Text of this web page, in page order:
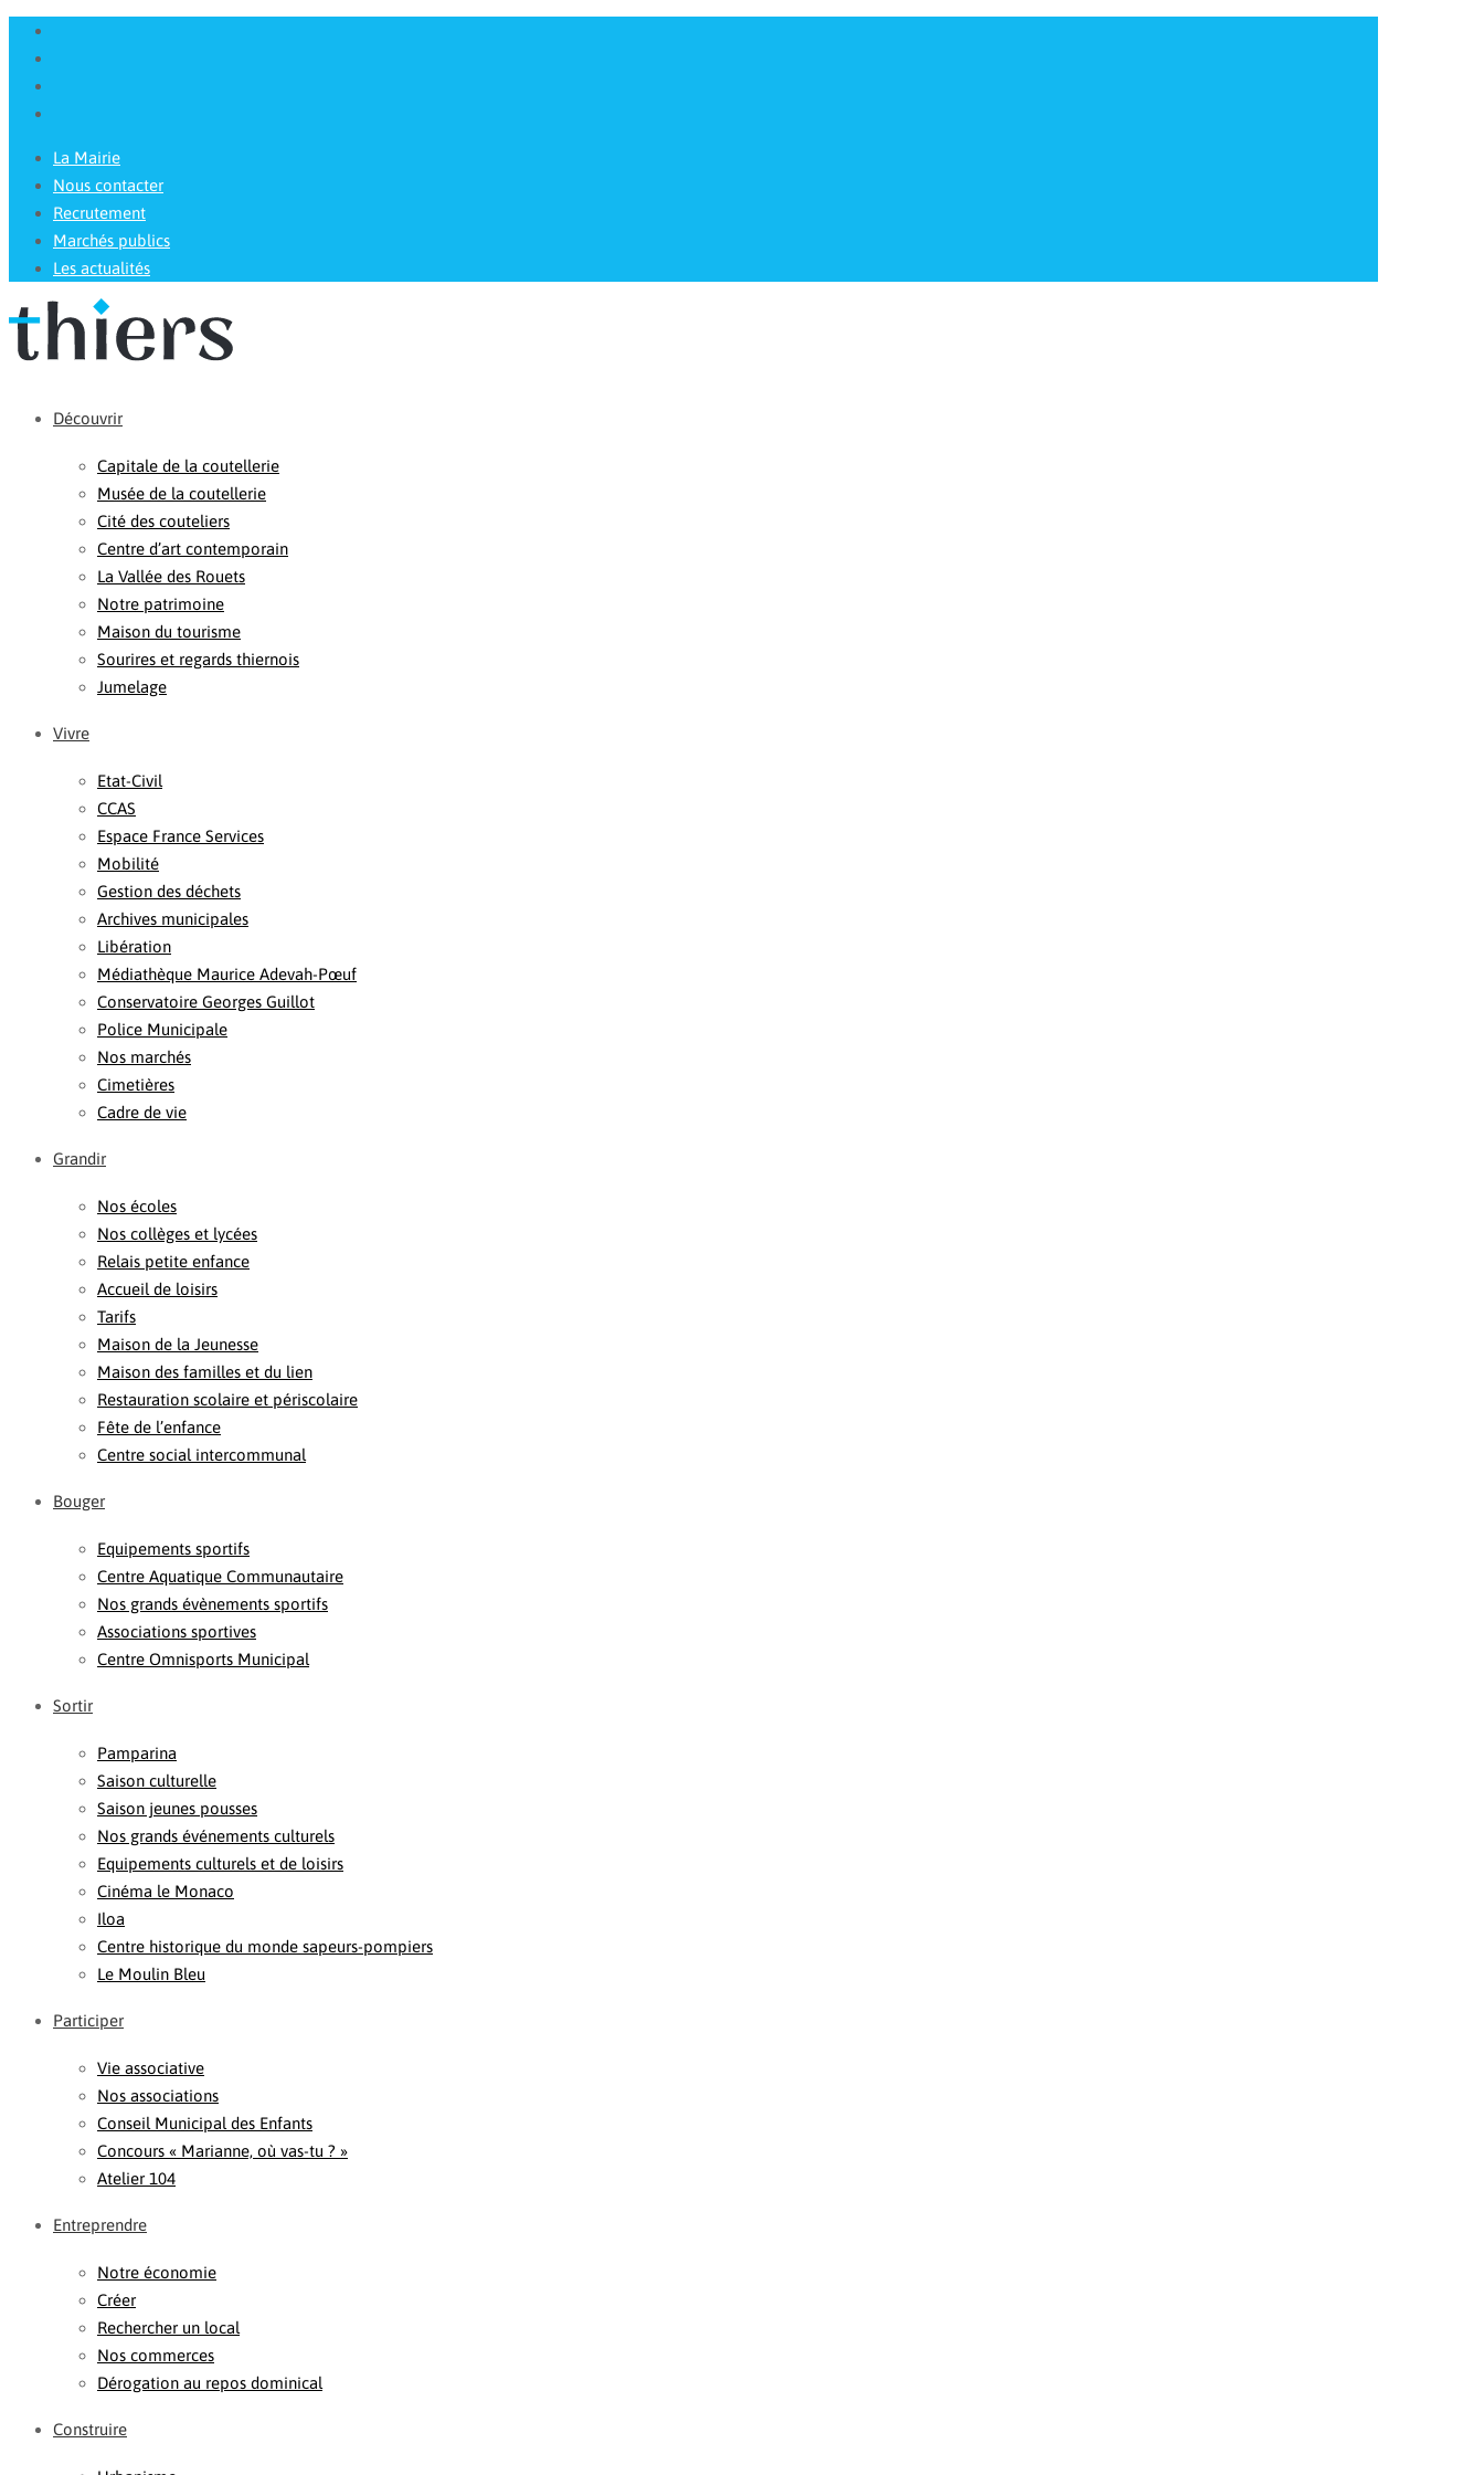
La Mairie
Nous contacter
Recrutement
Marchés publics
Les actualités
Découvrir
Capitale de la coutellerie
Musée de la coutellerie
Cité des couteliers
Centre d’art contemporain
La Vallée des Rouets
Notre patrimoine
Maison du tourisme
Sourires et regards thiernois
Jumelage
Vivre
Etat-Civil
CCAS
Espace France Services
Mobilité
Gestion des déchets
Archives municipales
Libération
Médiathèque Maurice Adevah-Pœuf
Conservatoire Georges Guillot
Police Municipale
Nos marchés
Cimetières
Cadre de vie
Grandir
Nos écoles
Nos collèges et lycées
Relais petite enfance
Accueil de loisirs
Tarifs
Maison de la Jeunesse
Maison des familles et du lien
Restauration scolaire et périscolaire
Fête de l’enfance
Centre social intercommunal
Bouger
Equipements sportifs
Centre Aquatique Communautaire
Nos grands évènements sportifs
Associations sportives
Centre Omnisports Municipal
Sortir
Pamparina
Saison culturelle
Saison jeunes pousses
Nos grands événements culturels
Equipements culturels et de loisirs
Cinéma le Monaco
Iloa
Centre historique du monde sapeurs-pompiers
Le Moulin Bleu
Participer
Vie associative
Nos associations
Conseil Municipal des Enfants
Concours « Marianne, où vas-tu ? »
Atelier 104
Entreprendre
Notre économie
Créer
Rechercher un local
Nos commerces
Dérogation au repos dominical
Construire